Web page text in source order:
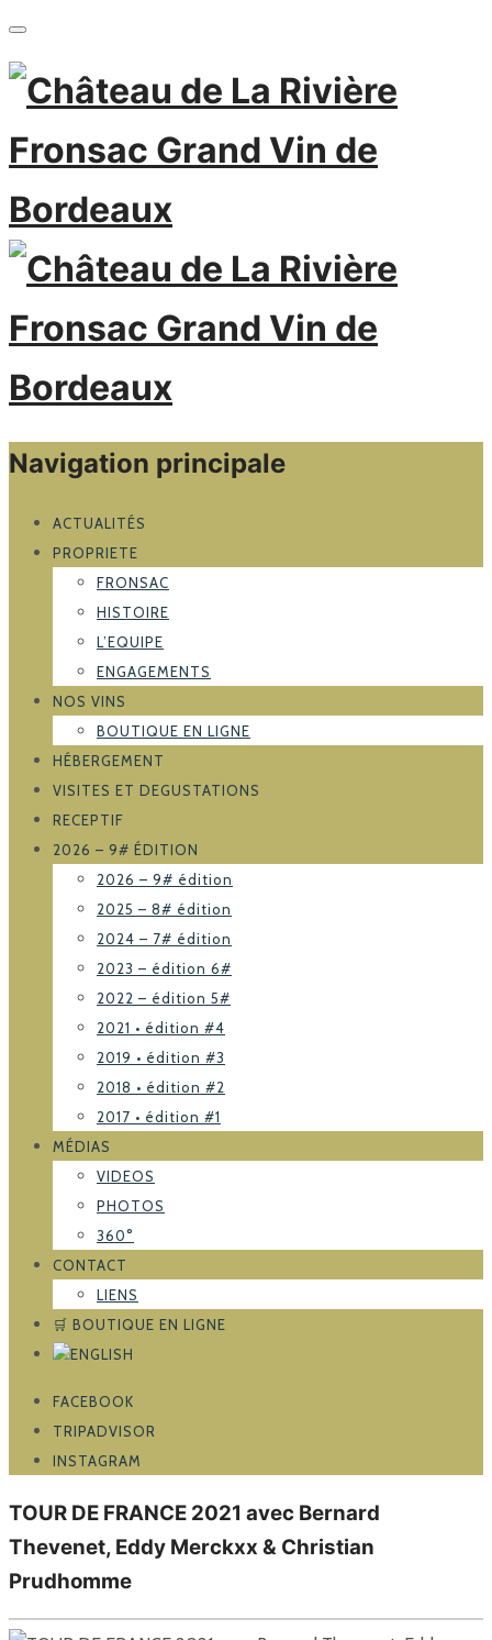
Navigation principale
ACTUALITÉS
PROPRIETE
FRONSAC
HISTOIRE
L’EQUIPE
ENGAGEMENTS
NOS VINS
BOUTIQUE EN LIGNE
HÉBERGEMENT
VISITES ET DEGUSTATIONS
RECEPTIF
2026 – 9# ÉDITION
2026 – 9# édition
2025 – 8# édition
2024 – 7# édition
2023 – édition 6#
2022 – édition 5#
2021 • édition #4
2019 • édition #3
2018 • édition #2
2017 • édition #1
MÉDIAS
VIDEOS
PHOTOS
360°
CONTACT
LIENS
🛒 BOUTIQUE EN LIGNE
FACEBOOK
TRIPADVISOR
INSTAGRAM
TOUR DE FRANCE 2021 avec Bernard
Thevenet, Eddy Merckxx & Christian
Prudhomme